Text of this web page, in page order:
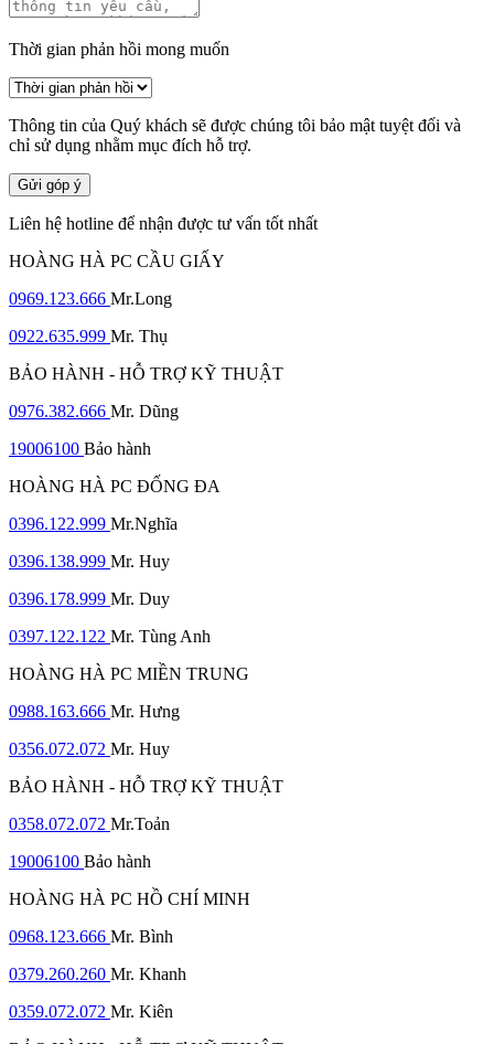
Thời gian phản hồi mong muốn
Thông tin của Quý khách sẽ được chúng tôi bảo mật tuyệt đối và
chỉ sử dụng nhằm mục đích hỗ trợ.
Gửi góp ý
Liên hệ hotline để nhận được tư vấn tốt nhất
HOÀNG HÀ PC CẦU GIẤY
0969.123.666 Mr.Long
0922.635.999 Mr. Thụ
BẢO HÀNH - HỖ TRỢ KỸ THUẬT
0976.382.666 Mr. Dũng
19006100 Bảo hành
HOÀNG HÀ PC ĐỐNG ĐA
0396.122.999 Mr.Nghĩa
0396.138.999 Mr. Huy
0396.178.999 Mr. Duy
0397.122.122 Mr. Tùng Anh
HOÀNG HÀ PC MIỀN TRUNG
0988.163.666 Mr. Hưng
0356.072.072 Mr. Huy
BẢO HÀNH - HỖ TRỢ KỸ THUẬT
0358.072.072 Mr.Toản
19006100 Bảo hành
HOÀNG HÀ PC HỒ CHÍ MINH
0968.123.666 Mr. Bình
0379.260.260 Mr. Khanh
0359.072.072 Mr. Kiên